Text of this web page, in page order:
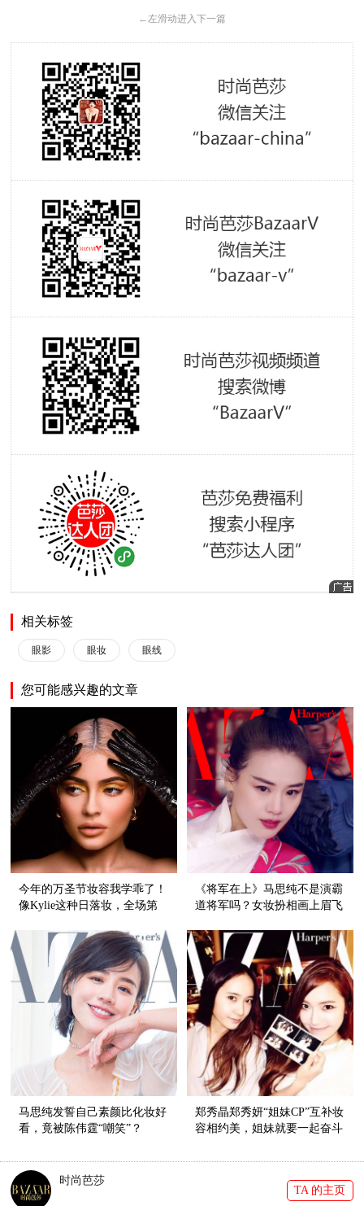
←左滑动进入下一篇
相关标签
眼影 眼妆 眼线
您可能感兴趣的文章
今年的万圣节妆容我学乖了！
像Kylie这种日落妆，全场第
《将军在上》马思纯不是演霸
道将军吗？女妆扮相画上眉飞
马思纯发誓自己素颜比化妆好
看，竟被陈伟霆“嘲笑”？
郑秀晶郑秀妍“姐妹CP”互补妆
容相约美，姐妹就要一起奋斗
时尚芭莎
TA 的主页